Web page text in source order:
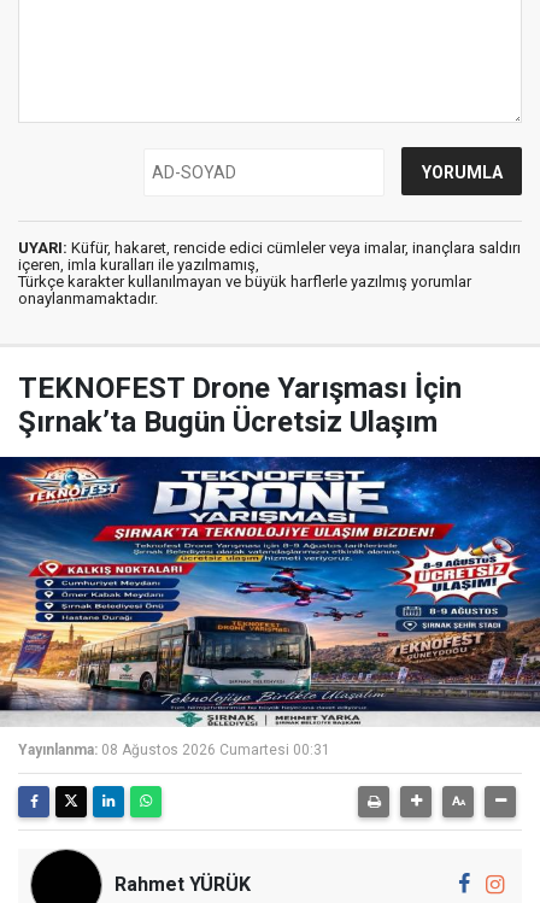
UYARI: Küfür, hakaret, rencide edici cümleler veya imalar, inançlara saldırı
içeren, imla kuralları ile yazılmamış,
Türkçe karakter kullanılmayan ve büyük harflerle yazılmış yorumlar
onaylanmamaktadır.
TEKNOFEST Drone Yarışması İçin
Şırnak’ta Bugün Ücretsiz Ulaşım
Yayınlanma: 08 Ağustos 2026 Cumartesi 00:31
Rahmet YÜRÜK